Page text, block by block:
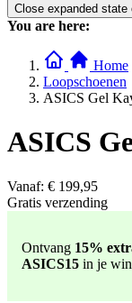
Close expanded state
You are here:
Home
Loopschoenen
ASICS Gel
ASICS
Vanaf: € 199,95
Gratis verzending
Ontvang 15%
ASICS15 in je